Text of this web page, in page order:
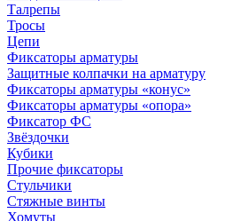
Талрепы
Тросы
Цепи
Фиксаторы арматуры
Защитные колпачки на арматуру
Фиксаторы арматуры «конус»
Фиксаторы арматуры «опора»
Фиксатор ФС
Звёздочки
Кубики
Прочие фиксаторы
Стульчики
Стяжные винты
Хомуты